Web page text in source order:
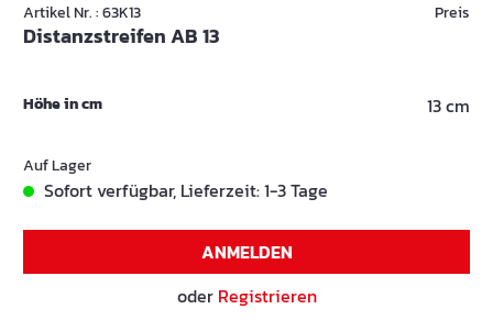
Artikel Nr. : 63K13
Distanzstreifen AB 13
Preis
Höhe in cm 13 cm
Auf Lager
Sofort verfügbar, Lieferzeit: 1-3 Tage
ANMELDEN
oder Registrieren